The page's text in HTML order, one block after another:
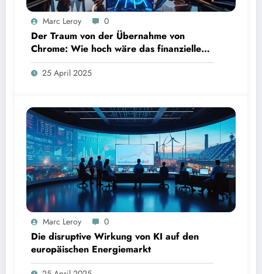
Marc Leroy 0
Der Traum von der Übernahme von
Chrome: Wie hoch wäre das finanzielle
Risiko?
25 April 2025
Marc Leroy 0
Die disruptive Wirkung von KI auf den
europäischen Energiemarkt